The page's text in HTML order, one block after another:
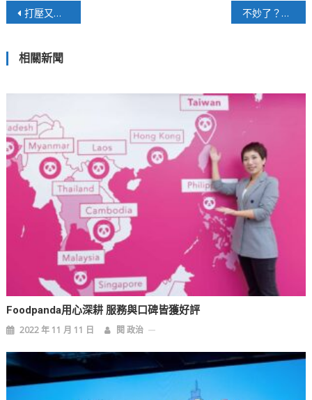
文
導
覽
打壓又逼退？賴坤成不滿劉櫂豪「整碗捧」 不妙了？國民黨籍宜蘭縣長林姿妙80萬交保
相關新聞
Foodpanda用心深耕 服務與口碑皆獲好評
2022 年 11 月 11 日 閱 政治